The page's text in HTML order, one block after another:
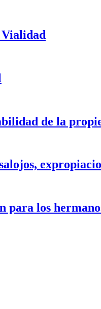
Vialidad
de la
los